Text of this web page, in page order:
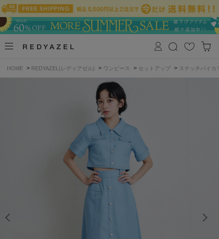
HOME > REDYAZEL(レディアゼル) > ワンピース > セットアップ > ステッチバイカ